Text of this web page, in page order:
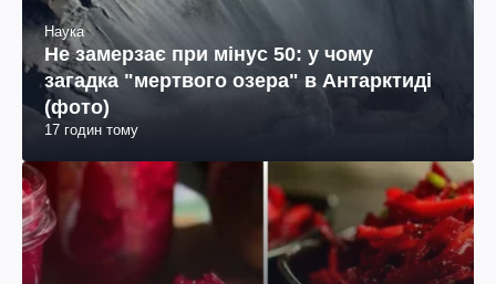
Наука
Не замерзає при мінус 50: у чому
загадка "мертвого озера" в Антарктиді
(фото)
17 годин тому